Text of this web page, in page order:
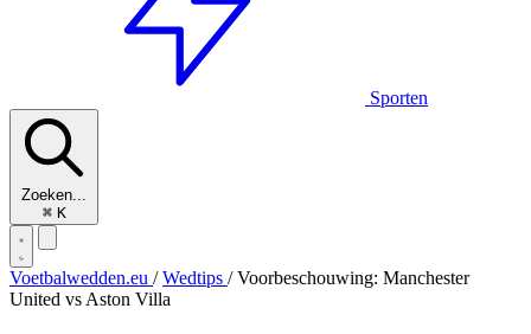
Sporten
Zoeken...
⌘ K
Voetbalwedden.eu / Wedtips / Voorbeschouwing: Manchester
United vs Aston Villa